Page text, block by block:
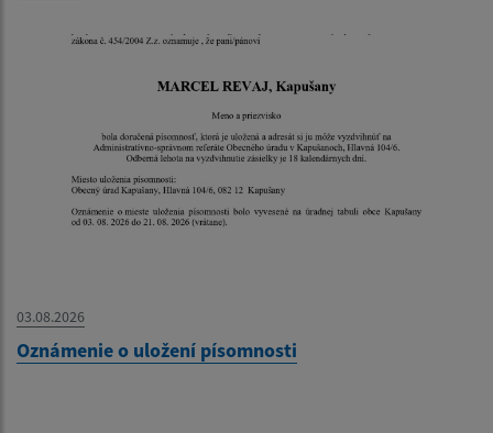
03.08.2026
Oznámenie o uložení písomnosti